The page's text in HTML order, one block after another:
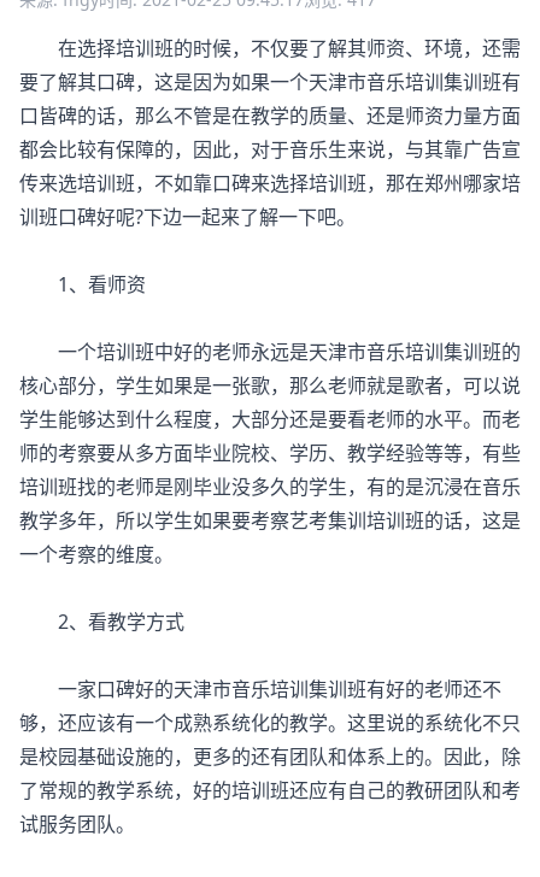
在选择培训班的时候，不仅要了解其师资、环境，还需
要了解其口碑，这是因为如果一个天津市音乐培训集训班有
口皆碑的话，那么不管是在教学的质量、还是师资力量方面
都会比较有保障的，因此，对于音乐生来说，与其靠广告宣
传来选培训班，不如靠口碑来选择培训班，那在郑州哪家培
训班口碑好呢?下边一起来了解一下吧。
1、看师资
一个培训班中好的老师永远是天津市音乐培训集训班的
核心部分，学生如果是一张歌，那么老师就是歌者，可以说
学生能够达到什么程度，大部分还是要看老师的水平。而老
师的考察要从多方面毕业院校、学历、教学经验等等，有些
培训班找的老师是刚毕业没多久的学生，有的是沉浸在音乐
教学多年，所以学生如果要考察艺考集训培训班的话，这是
一个考察的维度。
2、看教学方式
一家口碑好的天津市音乐培训集训班有好的老师还不
够，还应该有一个成熟系统化的教学。这里说的系统化不只
是校园基础设施的，更多的还有团队和体系上的。因此，除
了常规的教学系统，好的培训班还应有自己的教研团队和考
试服务团队。